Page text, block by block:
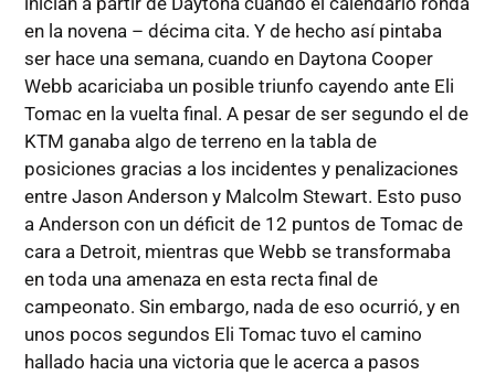
en la novena – décima cita. Y de hecho así pintaba
ser hace una semana, cuando en Daytona Cooper
Webb acariciaba un posible triunfo cayendo ante Eli
Tomac en la vuelta final. A pesar de ser segundo el de
KTM ganaba algo de terreno en la tabla de
posiciones gracias a los incidentes y penalizaciones
entre Jason Anderson y Malcolm Stewart. Esto puso
a Anderson con un déficit de 12 puntos de Tomac de
cara a Detroit, mientras que Webb se transformaba
en toda una amenaza en esta recta final de
campeonato. Sin embargo, nada de eso ocurrió, y en
unos pocos segundos Eli Tomac tuvo el camino
hallado hacia una victoria que le acerca a pasos